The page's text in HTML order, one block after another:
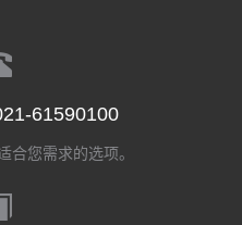
61590100
合您需求的选项。